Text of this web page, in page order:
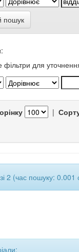
пошук
фільтри для
|
2 (час пошуку: 0.001